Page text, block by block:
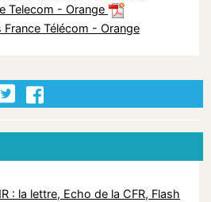
Telecom - Orange
Télécom - Orange
: la lettre, Echo de la CFR, Flash